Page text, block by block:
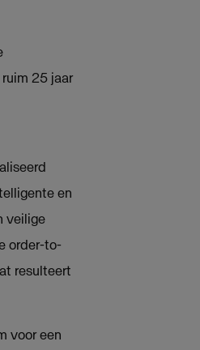
25 jaar
en
veilige
order-to-
resulteert
voor een